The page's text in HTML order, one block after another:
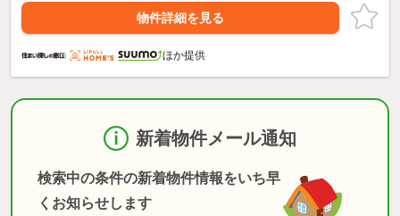
物件詳細を見る
ほか提供
新着物件メール通知
検索中の条件の新着物件情報をいち早
くお知らせします